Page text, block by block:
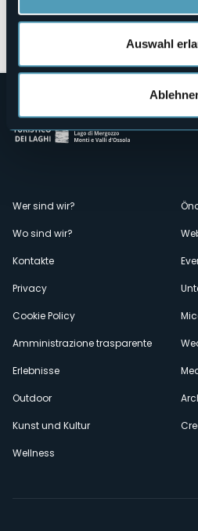
Auswahl
Öffnen Sie die Karte
Menù
secondario
Wer sind wir?
Wo sind wir?
Kontakte
Privacy
Cookie Policy
Amministrazione trasparente
Erlebnisse
Outdoor
Kunst und Kultur
Wellness